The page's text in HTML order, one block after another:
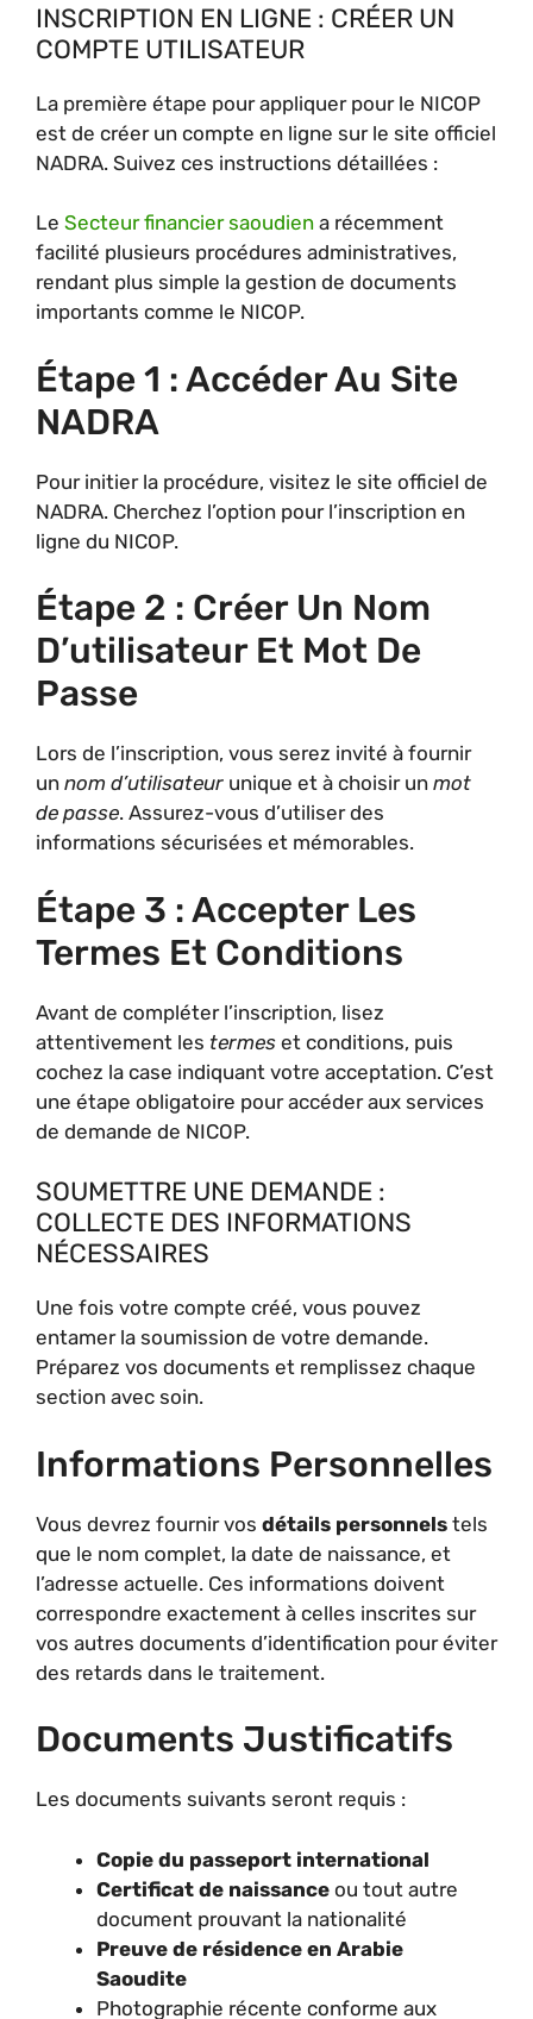
INSCRIPTION EN LIGNE : CRÉER UN
COMPTE UTILISATEUR
La première étape pour appliquer pour le NICOP
est de créer un compte en ligne sur le site officiel
NADRA. Suivez ces instructions détaillées :
Le Secteur financier saoudien a récemment
facilité plusieurs procédures administratives,
rendant plus simple la gestion de documents
importants comme le NICOP.
Étape 1 : Accéder Au Site
NADRA
Pour initier la procédure, visitez le site officiel de
NADRA. Cherchez l’option pour l’inscription en
ligne du NICOP.
Étape 2 : Créer Un Nom
D’utilisateur Et Mot De
Passe
Lors de l’inscription, vous serez invité à fournir
un nom d’utilisateur unique et à choisir un mot
de passe. Assurez-vous d’utiliser des
informations sécurisées et mémorables.
Étape 3 : Accepter Les
Termes Et Conditions
Avant de compléter l’inscription, lisez
attentivement les termes et conditions, puis
cochez la case indiquant votre acceptation. C’est
une étape obligatoire pour accéder aux services
de demande de NICOP.
SOUMETTRE UNE DEMANDE :
COLLECTE DES INFORMATIONS
NÉCESSAIRES
Une fois votre compte créé, vous pouvez
entamer la soumission de votre demande.
Préparez vos documents et remplissez chaque
section avec soin.
Informations Personnelles
Vous devrez fournir vos détails personnels tels
que le nom complet, la date de naissance, et
l’adresse actuelle. Ces informations doivent
correspondre exactement à celles inscrites sur
vos autres documents d’identification pour éviter
des retards dans le traitement.
Documents Justificatifs
Les documents suivants seront requis :
Copie du passeport international
Certificat de naissance ou tout autre
document prouvant la nationalité
Preuve de résidence en Arabie
Saoudite
Photographie récente conforme aux